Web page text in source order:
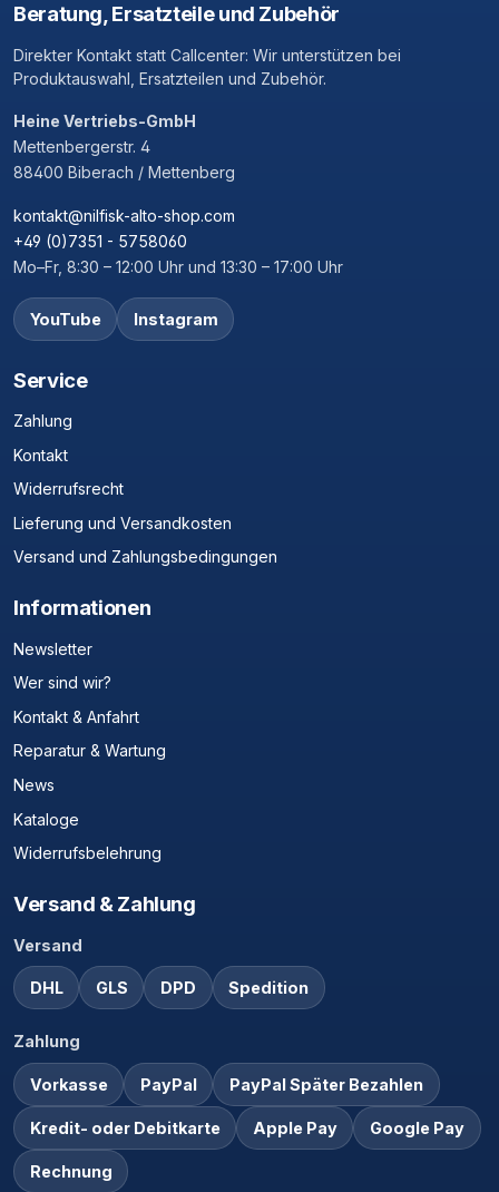
Beratung, Ersatzteile und Zubehör
Direkter Kontakt statt Callcenter: Wir unterstützen bei
Produktauswahl, Ersatzteilen und Zubehör.
Heine Vertriebs-GmbH
Mettenbergerstr. 4
88400 Biberach / Mettenberg
kontakt@nilfisk-alto-shop.com
+49 (0)7351 - 5758060
Mo–Fr, 8:30 – 12:00 Uhr und 13:30 – 17:00 Uhr
YouTube Instagram
Service
Zahlung
Kontakt
Widerrufsrecht
Lieferung und Versandkosten
Versand und Zahlungsbedingungen
Informationen
Newsletter
Wer sind wir?
Kontakt & Anfahrt
Reparatur & Wartung
News
Kataloge
Widerrufsbelehrung
Versand & Zahlung
Versand
DHL GLS DPD Spedition
Zahlung
Vorkasse PayPal PayPal Später Bezahlen
Kredit- oder Debitkarte Apple Pay Google Pay
Rechnung